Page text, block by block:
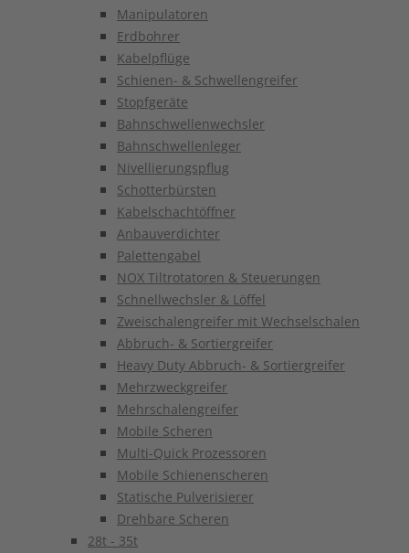
Manipulatoren
Erdbohrer
Kabelpflüge
Schienen- & Schwellengreifer
Stopfgeräte
Bahnschwellenwechsler
Bahnschwellenleger
Nivellierungspflug
Schotterbürsten
Kabelschachtöffner
Anbauverdichter
Palettengabel
NOX Tiltrotatoren & Steuerungen
Schnellwechsler & Löffel
Zweischalengreifer mit Wechselschalen
Abbruch- & Sortiergreifer
Heavy Duty Abbruch- & Sortiergreifer
Mehrzweckgreifer
Mehrschalengreifer
Mobile Scheren
Multi-Quick Prozessoren
Mobile Schienenscheren
Statische Pulverisierer
Drehbare Scheren
28t - 35t